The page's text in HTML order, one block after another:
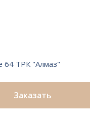
64 ТРК "Алмаз"
Заказать